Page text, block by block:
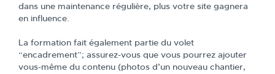
dans une maintenance régulière, plus votre site gagnera
en influence.
La formation fait également partie du volet
“encadrement”; assurez-vous que vous pourrez ajouter
vous-même du contenu (photos d’un nouveau chantier,